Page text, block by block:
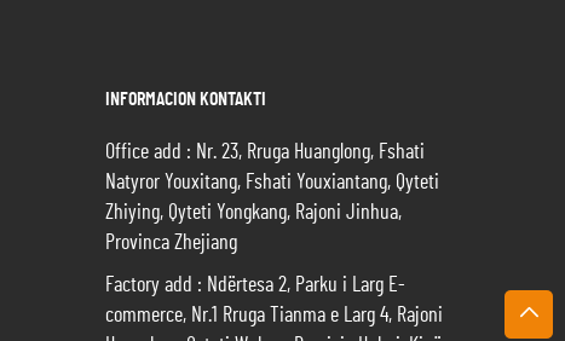
INFORMACION KONTAKTI
Office add : Nr. 23, Rruga Huanglong, Fshati
Natyror Youxitang, Fshati Youxiantang, Qyteti
Zhiying, Qyteti Yongkang, Rajoni Jinhua,
Provinca Zhejiang
Factory add : Ndërtesa 2, Parku i Larg E-
commerce, Nr.1 Rruga Tianma e Larg 4, Rajoni